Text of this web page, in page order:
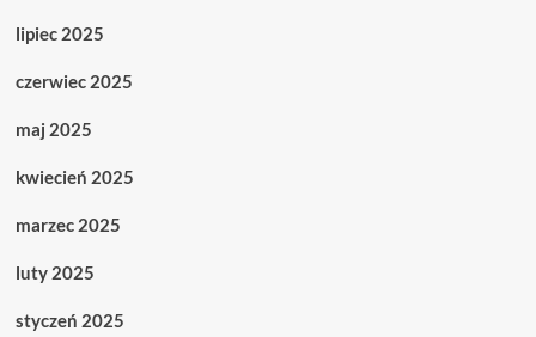
lipiec 2025
czerwiec 2025
maj 2025
kwiecień 2025
marzec 2025
luty 2025
styczeń 2025